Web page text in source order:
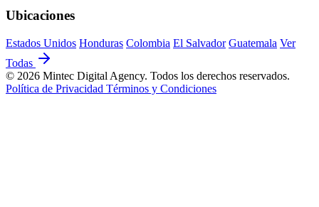
Ubicaciones
Estados Unidos Honduras Colombia El Salvador Guatemala Ver
Todas
© 2026 Mintec Digital Agency. Todos los derechos reservados.
Política de Privacidad Términos y Condiciones